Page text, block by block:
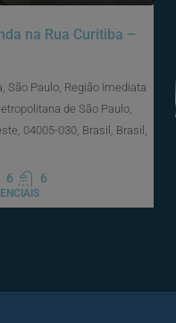
na Rua Curitiba –
São Paulo, Região Imediata
de São Paulo,
04005-030, Brasil, Brasil,
6 6